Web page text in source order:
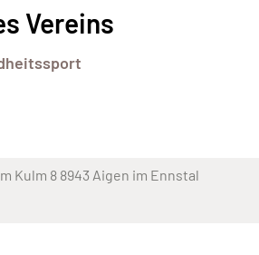
Vereins
Kulm 8 8943 Aigen im Ennstal